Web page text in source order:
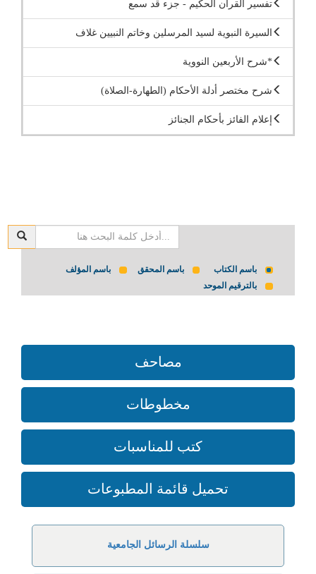
تفسير القرآن الحكيم - جزء قد سمع
السيرة النبوية لسيد المرسلين وخاتم النبيين غلاف
*شرح الأربعين النووية
شرح مختصر أدلة الأحكام (الطهارة-الصلاة)
إعلام الفائز بأحكام الجنائز
باسم الكتاب باسم المحقق
باسم المؤلف
بالترقيم الموحد
مصاحف
مخطوطات
كتب للمناسبات
تحميل قائمة المطبوعات
سلسلة الرسائل الجامعية